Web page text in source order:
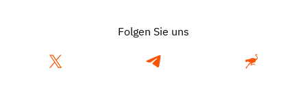
Folgen Sie uns